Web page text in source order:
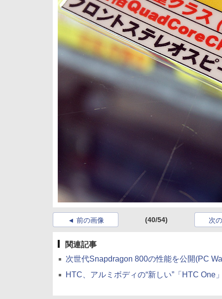
前の画像 (40/54) 次
関連記事
次世代Snapdragon 800の性能を公開(PC
HTC、アルミボディの“新しい”「HTC One